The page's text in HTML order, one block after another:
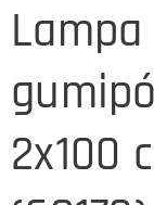
2x100